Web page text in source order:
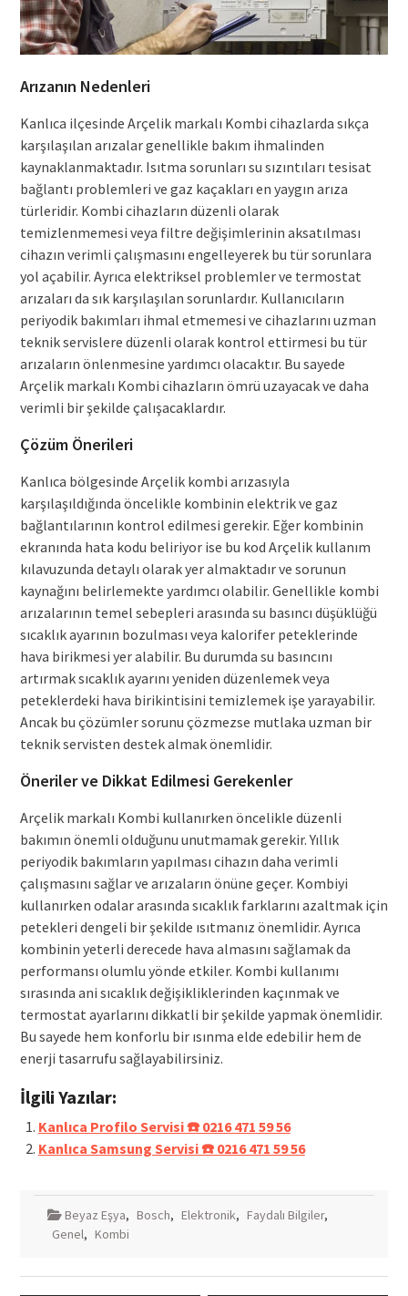
Arızanın Nedenleri
Kanlıca ilçesinde Arçelik markalı Kombi cihazlarda sıkça
karşılaşılan arızalar genellikle bakım ihmalinden
kaynaklanmaktadır. Isıtma sorunları su sızıntıları tesisat
bağlantı problemleri ve gaz kaçakları en yaygın arıza
türleridir. Kombi cihazların düzenli olarak
temizlenmemesi veya filtre değişimlerinin aksatılması
cihazın verimli çalışmasını engelleyerek bu tür sorunlara
yol açabilir. Ayrıca elektriksel problemler ve termostat
arızaları da sık karşılaşılan sorunlardır. Kullanıcıların
periyodik bakımları ihmal etmemesi ve cihazlarını uzman
teknik servislere düzenli olarak kontrol ettirmesi bu tür
arızaların önlenmesine yardımcı olacaktır. Bu sayede
Arçelik markalı Kombi cihazların ömrü uzayacak ve daha
verimli bir şekilde çalışacaklardır.
Çözüm Önerileri
Kanlıca bölgesinde Arçelik kombi arızasıyla
karşılaşıldığında öncelikle kombinin elektrik ve gaz
bağlantılarının kontrol edilmesi gerekir. Eğer kombinin
ekranında hata kodu beliriyor ise bu kod Arçelik kullanım
kılavuzunda detaylı olarak yer almaktadır ve sorunun
kaynağını belirlemekte yardımcı olabilir. Genellikle kombi
arızalarının temel sebepleri arasında su basıncı düşüklüğü
sıcaklık ayarının bozulması veya kalorifer peteklerinde
hava birikmesi yer alabilir. Bu durumda su basıncını
artırmak sıcaklık ayarını yeniden düzenlemek veya
peteklerdeki hava birikintisini temizlemek işe yarayabilir.
Ancak bu çözümler sorunu çözmezse mutlaka uzman bir
teknik servisten destek almak önemlidir.
Öneriler ve Dikkat Edilmesi Gerekenler
Arçelik markalı Kombi kullanırken öncelikle düzenli
bakımın önemli olduğunu unutmamak gerekir. Yıllık
periyodik bakımların yapılması cihazın daha verimli
çalışmasını sağlar ve arızaların önüne geçer. Kombiyi
kullanırken odalar arasında sıcaklık farklarını azaltmak için
petekleri dengeli bir şekilde ısıtmanız önemlidir. Ayrıca
kombinin yeterli derecede hava almasını sağlamak da
performansı olumlu yönde etkiler. Kombi kullanımı
sırasında ani sıcaklık değişikliklerinden kaçınmak ve
termostat ayarlarını dikkatli bir şekilde yapmak önemlidir.
Bu sayede hem konforlu bir ısınma elde edebilir hem de
enerji tasarrufu sağlayabilirsiniz.
İlgili Yazılar:
Kanlıca Profilo Servisi ☎️ 0216 471 59 56
Kanlıca Samsung Servisi ☎️ 0216 471 59 56
Beyaz Eşya, Bosch, Elektronik, Faydalı Bilgiler,
Genel, Kombi